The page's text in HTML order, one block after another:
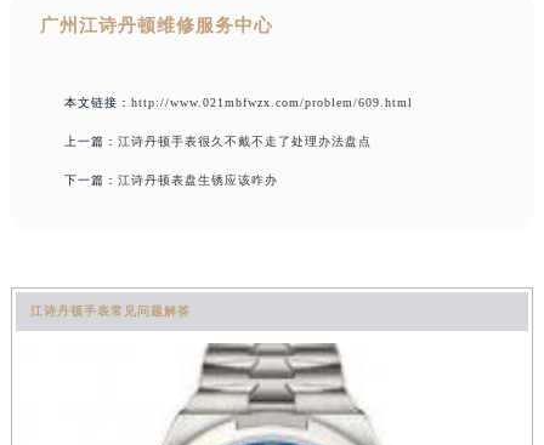
广州江诗丹顿维修服务中心
本文链接： http://www.021mbfwzx.com/problem/609.html
上一篇： 江诗丹顿手表很久不戴不走了处理办法盘点
下一篇： 江诗丹顿表盘生锈应该咋办
江诗丹顿手表常见问题解答